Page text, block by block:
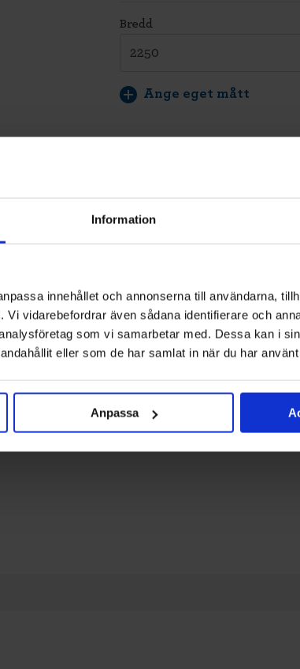
Information
innehållet och annonserna till användarna,
vidarebefordrar även sådana identifierare och
som vi samarbetar med. Dessa kan i
eller som de har samlat in när du har
Anpassa
Bredd
Ange eget mått
Vi
och
Klicka
här